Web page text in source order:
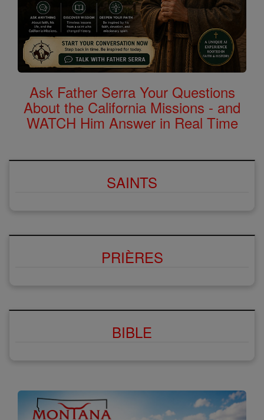
Ask Father Serra Your Questions
About the California Missions - and
WATCH Him Answer in Real Time
SAINTS
PRIÈRES
BIBLE